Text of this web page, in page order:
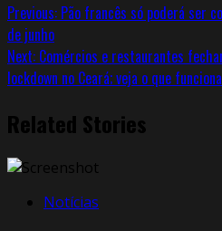
Previous: Pão francês só poderá ser
de junho
Next: Comércios e restaurantes
lockdown no Ceará; veja o que funciona
Related Stories
Notícias